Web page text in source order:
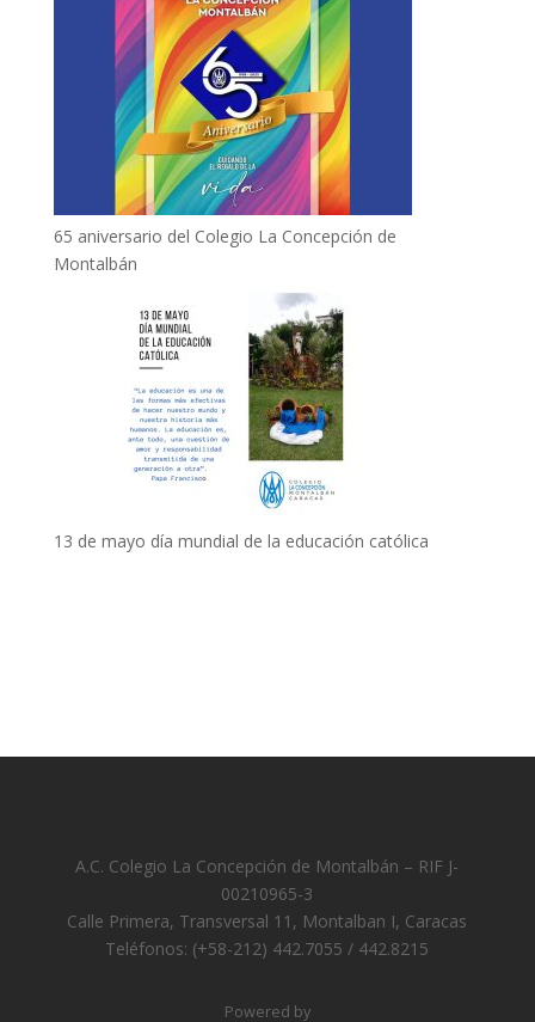
65 aniversario del Colegio La Concepción de
Montalbán
13 de mayo día mundial de la educación católica
A.C. Colegio La Concepción de Montalbán – RIF J-
00210965-3
Calle Primera, Transversal 11, Montalban I, Caracas
Teléfonos: (+58-212) 442.7055 / 442.8215
Powered by